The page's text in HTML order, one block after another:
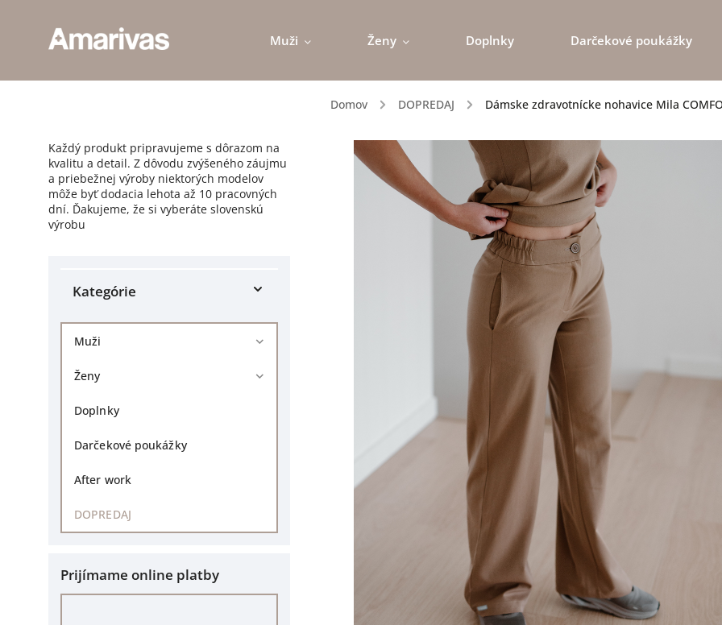
Muži Ženy Doplnky Darčekové poukážky
Domov / DOPREDAJ / Dámske zdravotnícke nohavice Mila
Každý produkt pripravujeme s dôrazom na
kvalitu a detail. Z dôvodu zvýšeného záujmu
a priebežnej výroby niektorých modelov
môže byť dodacia lehota až 10 pracovných
dní. Ďakujeme, že si vyberáte slovenskú
výrobu
Kategórie
Muži
Ženy
Doplnky
Darčekové poukážky
After work
DOPREDAJ
Prijímame online platby